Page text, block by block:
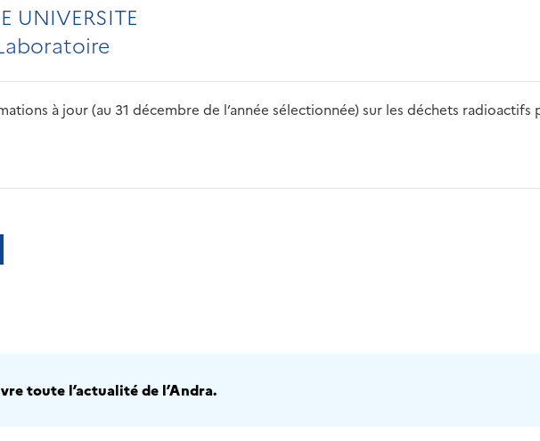
UNIVERSITE
à jour (au 31 décembre de l’année sélectionnée) sur les déchets radioactifs
toute l’actualité de l’Andra.